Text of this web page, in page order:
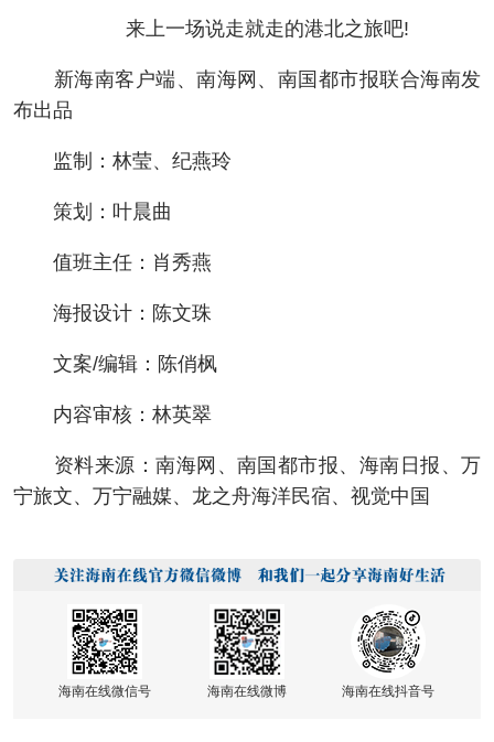
来上一场说走就走的港北之旅吧!
新海南客户端、南海网、南国都市报联合海南发
布出品
监制：林莹、纪燕玲
策划：叶晨曲
值班主任：肖秀燕
海报设计：陈文珠
文案/编辑：陈俏枫
内容审核：林英翠
资料来源：南海网、南国都市报、海南日报、万
宁旅文、万宁融媒、龙之舟海洋民宿、视觉中国
海南在线微信号 海南在线微博 海南在线抖音号